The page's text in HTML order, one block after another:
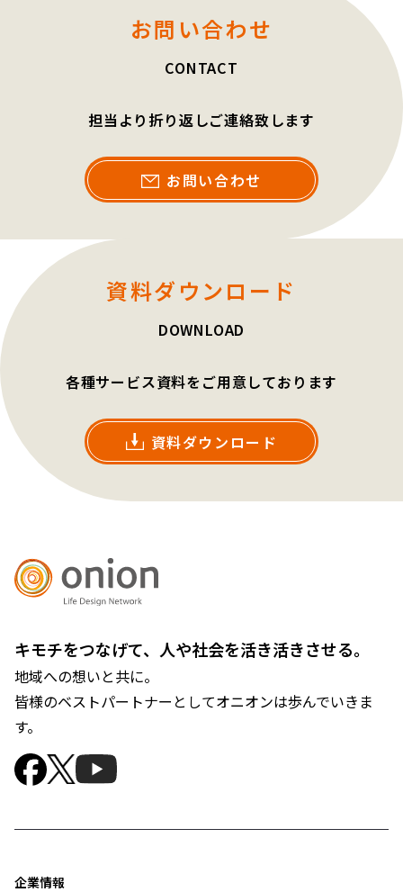
お問い合わせ
CONTACT
担当より折り返しご連絡致します
お問い合わせ
資料ダウンロード
DOWNLOAD
各種サービス資料をご用意しております
資料ダウンロード
キモチをつなげて、人や社会を活き活きさせる。
地域への想いと共に。
皆様のベストパートナーとしてオニオンは歩んでいきま
す。
企業情報